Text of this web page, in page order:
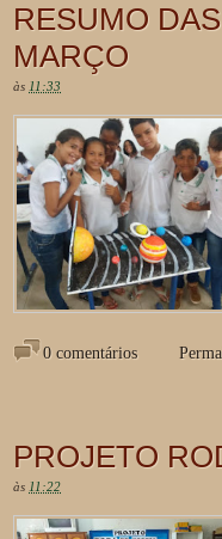
RESUMO
MARÇO
às 11:33
0 comentários
PROJETO
às 11:22